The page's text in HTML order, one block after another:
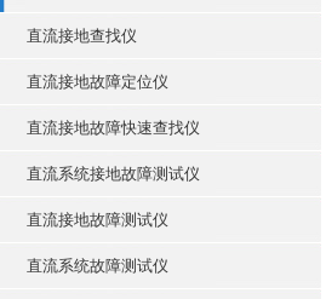
直流接地查找仪
直流接地故障定位仪
直流接地故障快速查找仪
直流系统接地故障测试仪
直流接地故障测试仪
直流系统故障测试仪